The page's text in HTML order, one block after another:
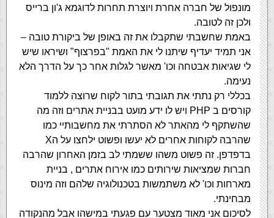
מונפול של חברה אחרת ויוצרת תחרות לדוגמא ג'ון ברייס
ולכן זה לטובה.
באמת שחשבתי שתקבלו את זה באופן של ביקורת טובה –
אני תמיד יעדיף שיתנו לי את האמת "בפרצוף" ושיראו שיש
לי שגיאות אבטחה וכו' מאשר לגלות אחר כך על הדרך הלא
נעימה.
בכללי רק נתתי את תגובתי בתור לקוח שרוצה ללמוד
קורסים ב PHP ויש לו ידע מועט בבניית אתרים וזה מה
שהשתקף לי מהאתר לא הסתרתי את מחשבותיי כמו
שהרבה לקוחות אחרים לא יעשו ופשוט ילחצו על הX
בדפדפן. זה פשוט משהו ששמתי לב בזמן האחרון שהרבה
חברות שמציאות שירותים כמו אירוח אתרים , בניית
מארחות וכו' לא משתמשות בטכנולוגיה שלהם וזה מינוס
מבחינתי.
לסיכום אני מאוד מצטער עם פגעתי במישהו אבל מהנקודה